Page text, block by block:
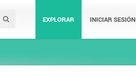
EXPLORAR INICIAR SESIÓN